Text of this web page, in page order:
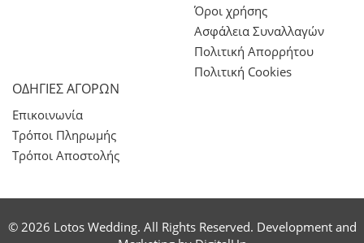
Όροι χρήσης
Ασφάλεια Συναλλαγών
Πολιτική Απορρήτου
Πολιτική Cookies
ΟΔΗΓΙΕΣ ΑΓΟΡΩΝ
Επικοινωνία
Τρόποι Πληρωμής
Τρόποι Αποστολής
© 2026 Lotos Wedding. All Rights Reserved. Development and